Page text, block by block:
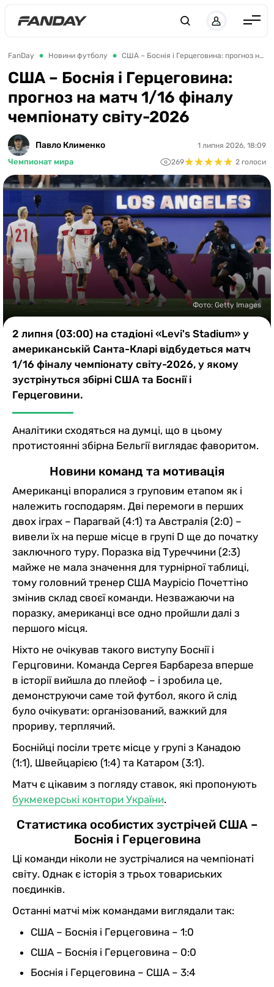
Англія
Іспанія
Німеччина
Італія
Україна
ЛЧ
ЛЕ
ЧЕ-2028
Букмекери
Казино
FanDay Новини футболу США – Боснія і Герцеговина: прогноз на матч 1/16 фіналу чемпіонату світу-2026
США – Боснія і Герцеговина:
прогноз на матч 1/16 фіналу
чемпіонату світу-2026
Павло Клименко
Чемпионат мира
1 липня 2026, 18:09
269★★★★★
★★★★★ 2 голоси
Фото: Getty Images
2 липня (03:00) на стадіоні «Levi's Stadium» у
американській Санта-Кларі відбудеться матч
1/16 фіналу чемпіонату світу-2026, у якому
зустрінуться збірні США та Боснії і
Герцеговини.
Аналітики сходяться на думці, що в цьому
протистоянні збірна Бельгії виглядає фаворитом.
Новини команд та мотивація
Американці впоралися з груповим етапом як і
належить господарям. Дві перемоги в перших
двох іграх – Парагвай (4:1) та Австралія (2:0) –
вивели їх на перше місце в групі D ще до початку
заключного туру. Поразка від Туреччини (2:3)
майже не мала значення для турнірної таблиці,
тому головний тренер США Маурісіо Почеттіно
змінив склад своєї команди. Незважаючи на
поразку, американці все одно пройшли далі з
першого місця.
Ніхто не очікував такого виступу Боснії і
Герцговини. Команда Сергея Барбареза вперше
в історії вийшла до плейоф – і зробила це,
демонструючи саме той футбол, якого й слід
було очікувати: організований, важкий для
прориву, терплячий.
Боснійці посіли третє місце у групі з Канадою
(1:1), Швейцарією (1:4) та Катаром (3:1).
Матч є цікавим з погляду ставок, які пропонують
букмекерські контори України.
Статистика особистих зустрічей США –
Боснія і Герцеговина
Ці команди ніколи не зустрічалися на чемпіонаті
світу. Однак є історія з трьох товариських
поєдинків.
Останні матчі між командами виглядали так:
США – Боснія і Герцеговина – 1:0
США – Боснія і Герцеговина – 0:0
Боснія і Герцеговина – США – 3:4